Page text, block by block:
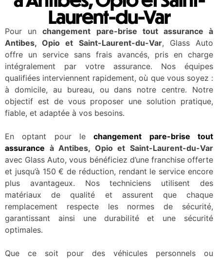
Laurent-du-Var
Pour unchangement pare-brise tout assurance à
Antibes, Opio et Saint-Laurent-du-Var, Glass Auto
offre un service sans frais avancés, pris en charge
intégralement par votre assurance. Nos équipes
qualifiées interviennent rapidement, où que vous soyez :
à domicile, au bureau, ou dans notre centre. Notre
objectif est de vous proposer une solution pratique,
fiable, et adaptée à vos besoins.
En optant pour lechangement pare-brise tout
assurance à Antibes, Opio et Saint-Laurent-du-Var
avec Glass Auto, vous bénéficiez d’une franchise offerte
et jusqu’à 150 € de réduction, rendant le service encore
plus avantageux. Nos techniciens utilisent des
matériaux de qualité et assurent que chaque
remplacement respecte les normes de sécurité,
garantissant ainsi une durabilité et une sécurité
optimales.
Que ce soit pour des véhicules personnels ou